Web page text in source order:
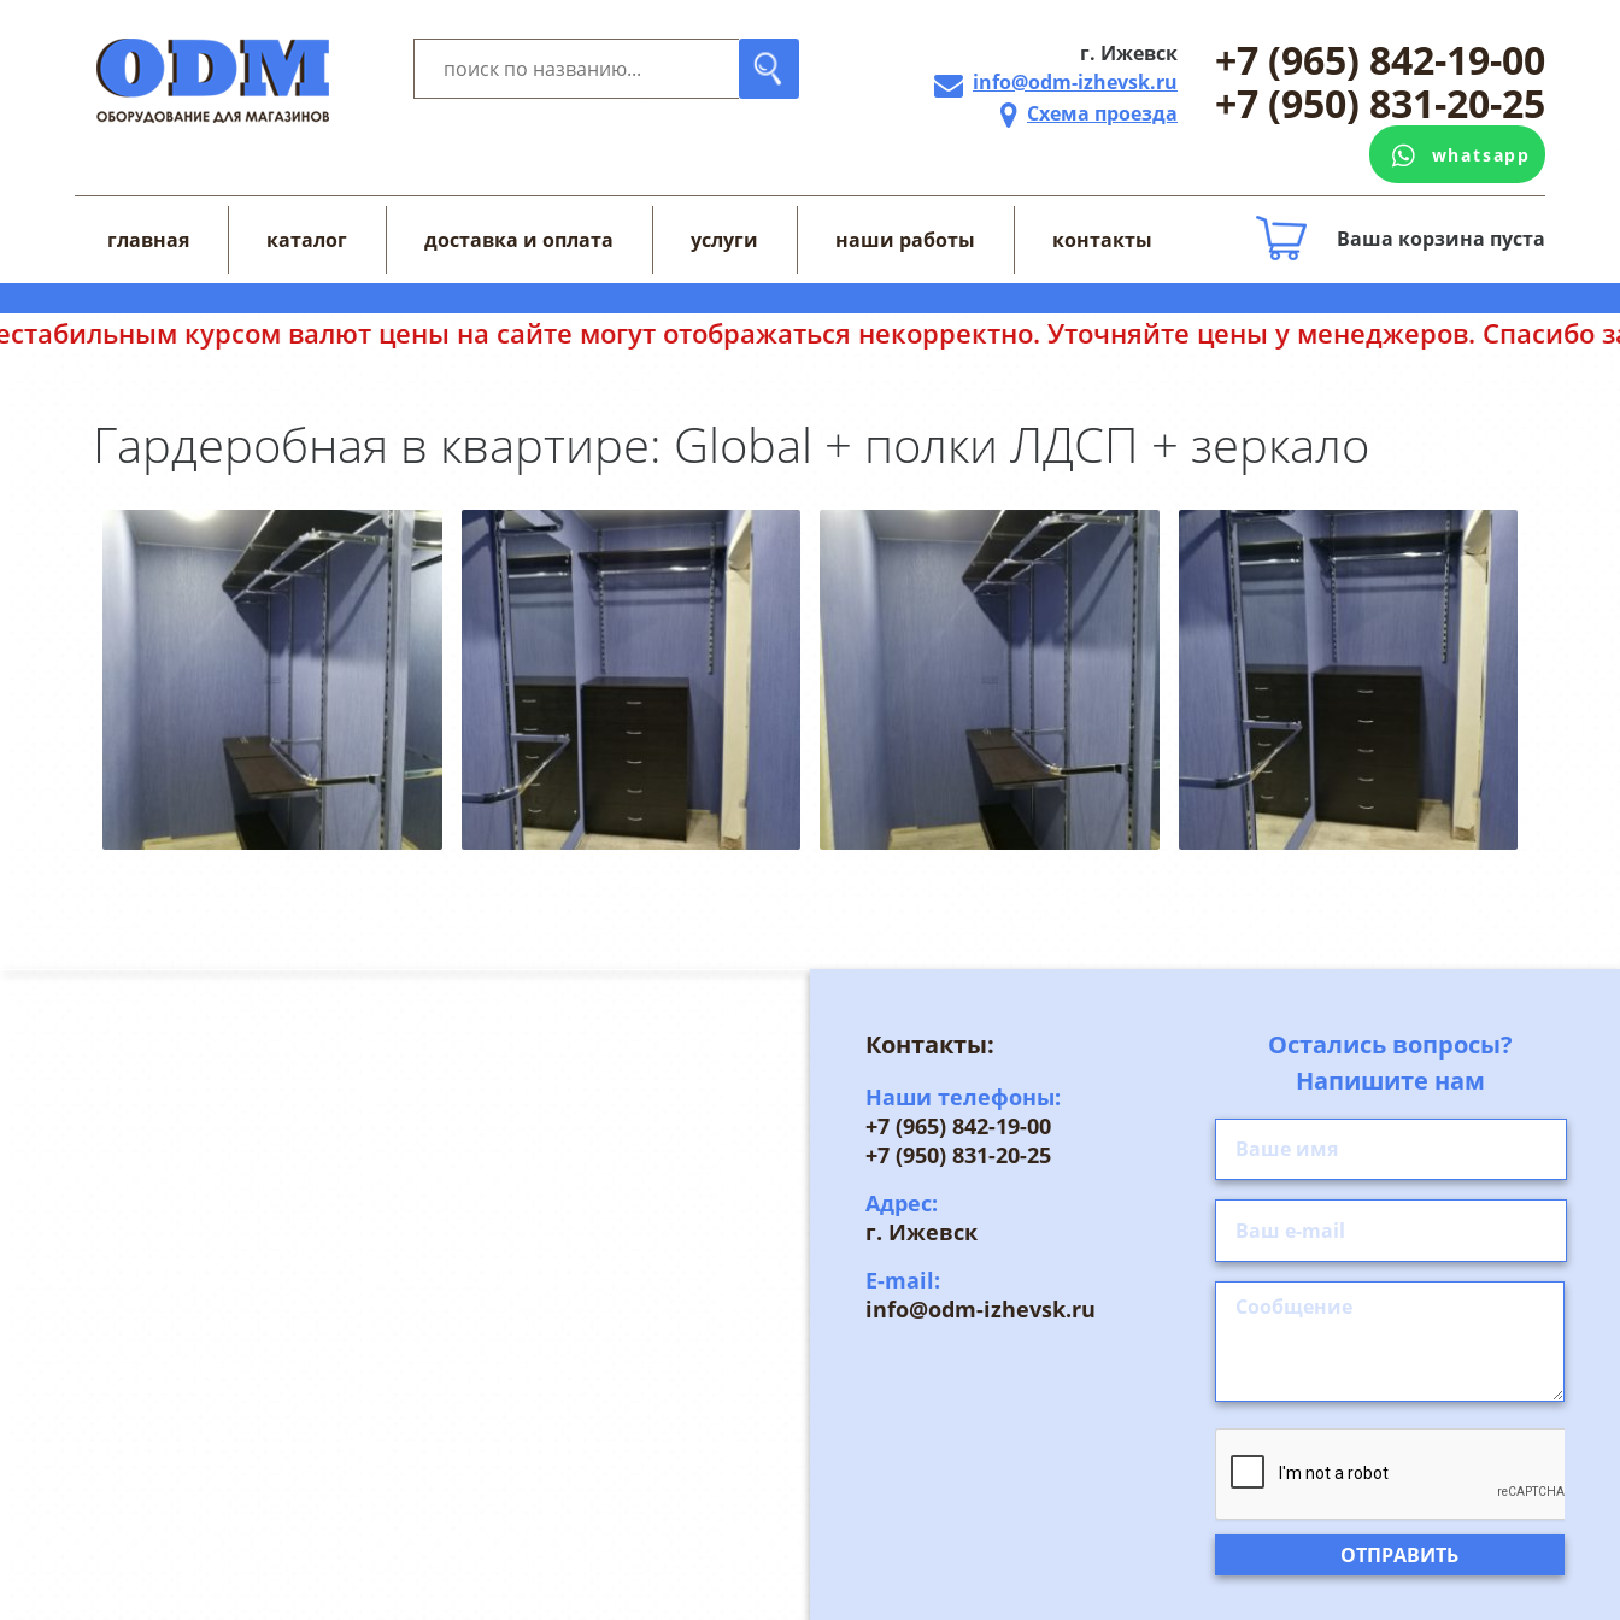
г. Ижевск
info@odm-izhevsk.ru
Схема проезда
+7 (965) 842-19-00
+7 (950) 831-20-25
whatsapp
главная каталог доставка и оплата услуги наши работы контакты Ваша корзина пуста
курсом валют цены на сайте могут отображаться некорректно. Уточняйте цены у менеджеров. Спасибо за
Гардеробная в квартире: Global + полки ЛДСП + зеркало
Контакты:
Наши телефоны:
+7 (965) 842-19-00
+7 (950) 831-20-25
Адрес:
г. Ижевск
E-mail:
info@odm-izhevsk.ru
Остались вопросы?
Напишите нам